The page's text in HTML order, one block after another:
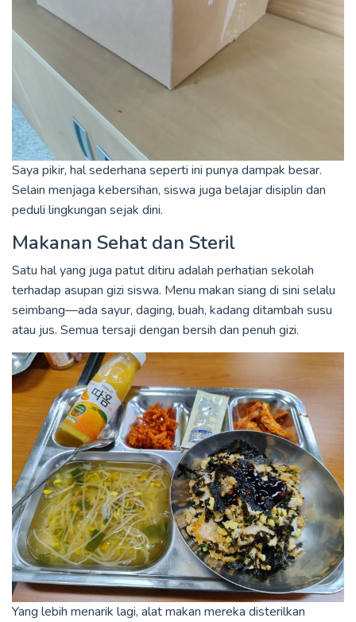
Saya pikir, hal sederhana seperti ini punya dampak besar.
Selain menjaga kebersihan, siswa juga belajar disiplin dan
peduli lingkungan sejak dini.
Makanan Sehat dan Steril
Satu hal yang juga patut ditiru adalah perhatian sekolah
terhadap asupan gizi siswa. Menu makan siang di sini selalu
seimbang—ada sayur, daging, buah, kadang ditambah susu
atau jus. Semua tersaji dengan bersih dan penuh gizi.
Yang lebih menarik lagi, alat makan mereka disterilkan